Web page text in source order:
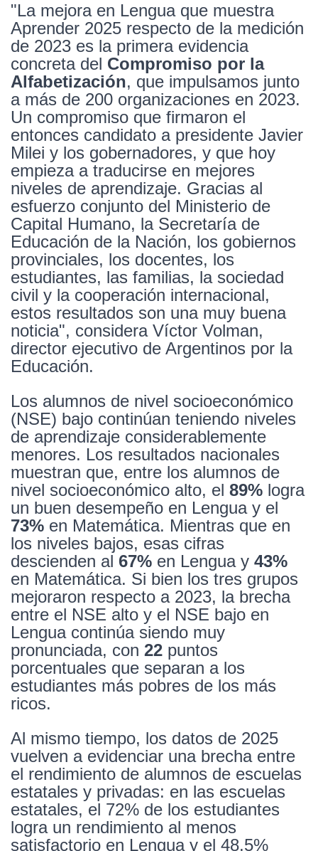
"La mejora en Lengua que muestra
Aprender 2025 respecto de la medición
de 2023 es la primera evidencia
concreta del Compromiso por la
Alfabetización, que impulsamos junto
a más de 200 organizaciones en 2023.
Un compromiso que firmaron el
entonces candidato a presidente Javier
Milei y los gobernadores, y que hoy
empieza a traducirse en mejores
niveles de aprendizaje. Gracias al
esfuerzo conjunto del Ministerio de
Capital Humano, la Secretaría de
Educación de la Nación, los gobiernos
provinciales, los docentes, los
estudiantes, las familias, la sociedad
civil y la cooperación internacional,
estos resultados son una muy buena
noticia", considera Víctor Volman,
director ejecutivo de Argentinos por la
Educación.
Los alumnos de nivel socioeconómico
(NSE) bajo continúan teniendo niveles
de aprendizaje considerablemente
menores. Los resultados nacionales
muestran que, entre los alumnos de
nivel socioeconómico alto, el 89% logra
un buen desempeño en Lengua y el
73% en Matemática. Mientras que en
los niveles bajos, esas cifras
descienden al 67% en Lengua y 43%
en Matemática. Si bien los tres grupos
mejoraron respecto a 2023, la brecha
entre el NSE alto y el NSE bajo en
Lengua continúa siendo muy
pronunciada, con 22 puntos
porcentuales que separan a los
estudiantes más pobres de los más
ricos.
Al mismo tiempo, los datos de 2025
vuelven a evidenciar una brecha entre
el rendimiento de alumnos de escuelas
estatales y privadas: en las escuelas
estatales, el 72% de los estudiantes
logra un rendimiento al menos
satisfactorio en Lengua y el 48,5%